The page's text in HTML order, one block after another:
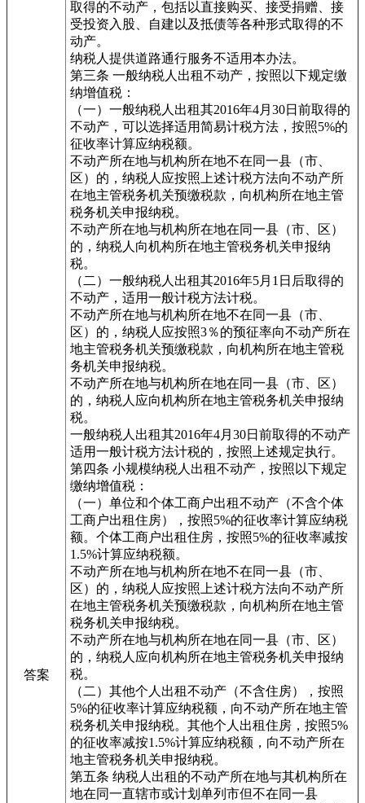
答案
取得的不动产，包括以直接购买、接受捐赠、接
受投资入股、自建以及抵债等各种形式取得的不
动产。
纳税人提供道路通行服务不适用本办法。
第三条 一般纳税人出租不动产，按照以下规定缴
纳增值税：
（一）一般纳税人出租其2016年4月30日前取得的
不动产，可以选择适用简易计税方法，按照5%的
征收率计算应纳税额。
不动产所在地与机构所在地不在同一县（市、
区）的，纳税人应按照上述计税方法向不动产所
在地主管税务机关预缴税款，向机构所在地主管
税务机关申报纳税。
不动产所在地与机构所在地在同一县（市、区）
的，纳税人向机构所在地主管税务机关申报纳
税。
（二）一般纳税人出租其2016年5月1日后取得的
不动产，适用一般计税方法计税。
不动产所在地与机构所在地不在同一县（市、
区）的，纳税人应按照3％的预征率向不动产所在
地主管税务机关预缴税款，向机构所在地主管税
务机关申报纳税。
不动产所在地与机构所在地在同一县（市、区）
的，纳税人应向机构所在地主管税务机关申报纳
税。
一般纳税人出租其2016年4月30日前取得的不动产
适用一般计税方法计税的，按照上述规定执行。
第四条 小规模纳税人出租不动产，按照以下规定
缴纳增值税：
（一）单位和个体工商户出租不动产（不含个体
工商户出租住房），按照5%的征收率计算应纳税
额。个体工商户出租住房，按照5%的征收率减按
1.5%计算应纳税额。
不动产所在地与机构所在地不在同一县（市、
区）的，纳税人应按照上述计税方法向不动产所
在地主管税务机关预缴税款，向机构所在地主管
税务机关申报纳税。
不动产所在地与机构所在地在同一县（市、区）
的，纳税人应向机构所在地主管税务机关申报纳
税。
（二）其他个人出租不动产（不含住房），按照
5%的征收率计算应纳税额，向不动产所在地主管
税务机关申报纳税。其他个人出租住房，按照5%
的征收率减按1.5%计算应纳税额，向不动产所在
地主管税务机关申报纳税。
第五条 纳税人出租的不动产所在地与其机构所在
地在同一直辖市或计划单列市但不在同一县